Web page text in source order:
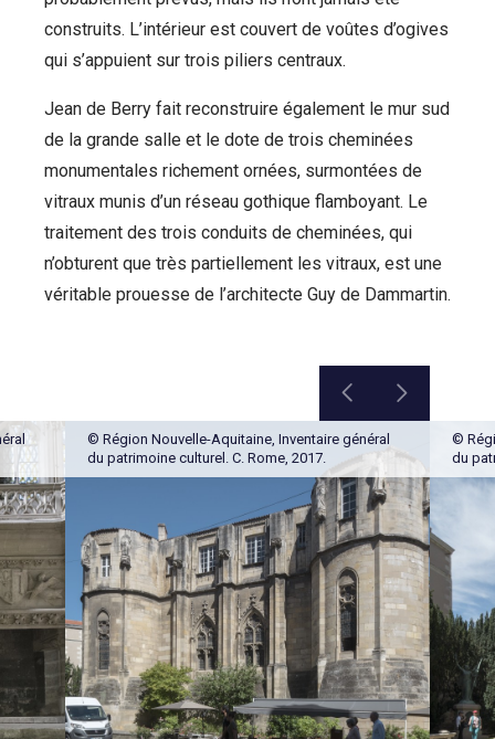
construits. L’intérieur est couvert de voûtes d’ogives
qui s’appuient sur trois piliers centraux.
Jean de Berry fait reconstruire également le mur sud
de la grande salle et le dote de trois cheminées
monumentales richement ornées, surmontées de
vitraux munis d’un réseau gothique flamboyant. Le
traitement des trois conduits de cheminées, qui
n’obturent que très partiellement les vitraux, est une
véritable prouesse de l’architecte Guy de Dammartin.
© Région Nouvelle-Aquitaine, Inventaire général
du patrimoine culturel. C. Rome, 2017.
©
du